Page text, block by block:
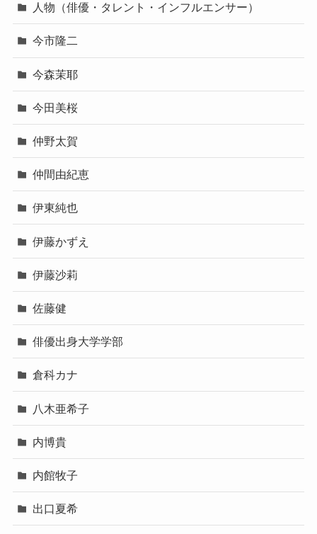
人物（俳優・タレント・インフルエンサー）
今市隆二
今森茉耶
今田美桜
仲野太賀
仲間由紀恵
伊東純也
伊藤かずえ
伊藤沙莉
佐藤健
俳優出身大学学部
倉科カナ
八木亜希子
内博貴
内館牧子
出口夏希